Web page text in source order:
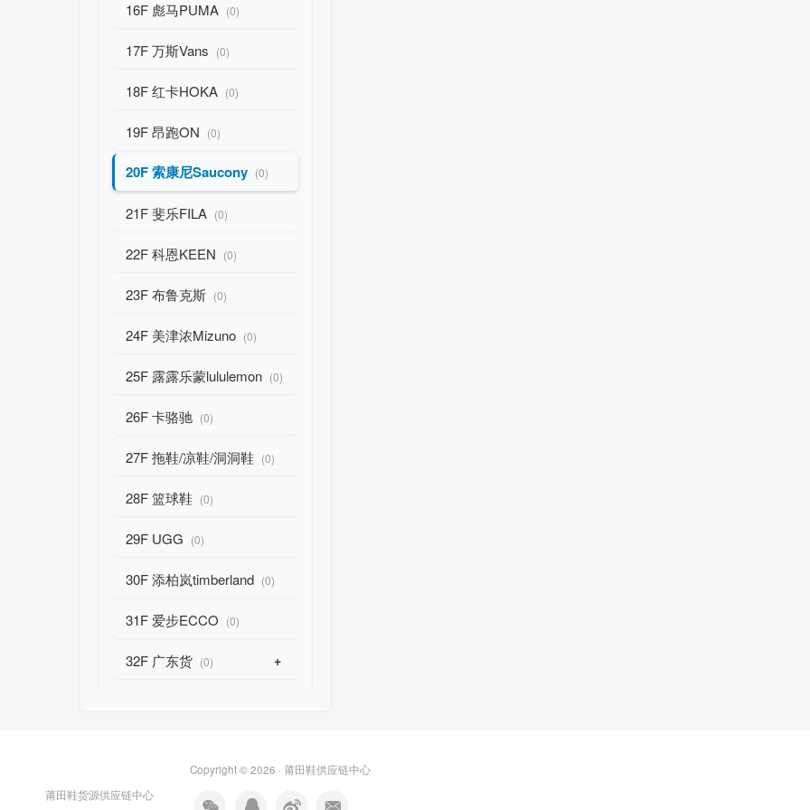
16F 彪马PUMA (0)
17F 万斯Vans (0)
18F 红卡HOKA (0)
19F 昂跑ON (0)
20F 索康尼Saucony (0)
21F 斐乐FILA (0)
22F 科恩KEEN (0)
23F 布鲁克斯 (0)
24F 美津浓Mizuno (0)
25F 露露乐蒙lululemon (0)
26F 卡骆驰 (0)
27F 拖鞋/凉鞋/洞洞鞋 (0)
28F 篮球鞋 (0)
29F UGG (0)
30F 添柏岚timberland (0)
31F 爱步ECCO (0)
32F 广东货 (0) +
莆田鞋货源供应链中心
Copyright © 2026 · 莆田鞋供应链中心